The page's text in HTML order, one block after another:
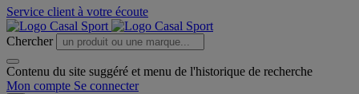
Service client à votre écoute
Chercher
Contenu du site suggéré et menu de l'historique de recherche
Mon compte Se connecter